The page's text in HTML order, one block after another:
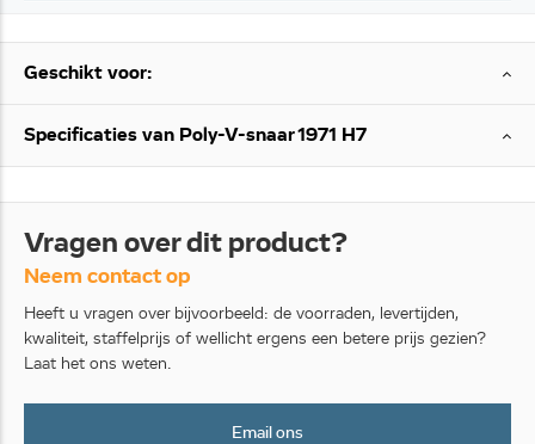
Geschikt voor:
Specificaties van Poly-V-snaar 1971 H7
Vragen over dit product?
Neem contact op
Heeft u vragen over bijvoorbeeld: de voorraden, levertijden,
kwaliteit, staffelprijs of wellicht ergens een betere prijs gezien?
Laat het ons weten.
Email ons